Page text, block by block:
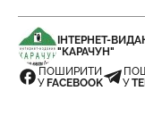
ІНТЕРНЕТ-
"КАРАЧУН"
ПОШИРИТИ
У FACEBOOK
У